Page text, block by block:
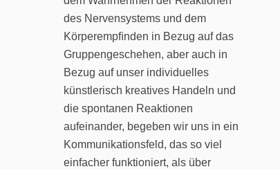
des Nervensystems und dem
Körperempﬁnden in Bezug auf das
Gruppengeschehen, aber auch in
Bezug auf unser individuelles
künstlerisch kreatives Handeln und
die spontanen Reaktionen
aufeinander, begeben wir uns in ein
Kommunikationsfeld, das so viel
einfacher funktioniert, als über